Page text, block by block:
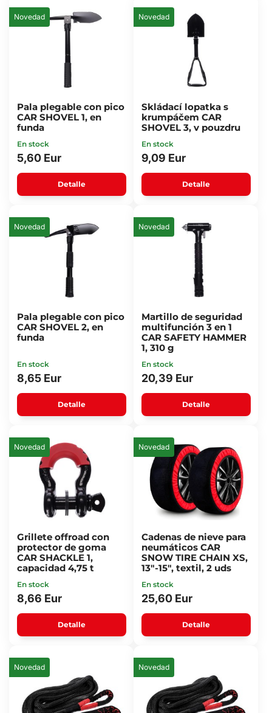
Novedad
Pala plegable con pico
CAR SHOVEL 1, en
funda
En stock
5,60 Eur
Detalle
Novedad
Skládací lopatka s
krumpáčem CAR
SHOVEL 3, v pouzdru
En stock
9,09 Eur
Detalle
Novedad
Pala plegable con pico
CAR SHOVEL 2, en
funda
En stock
8,65 Eur
Detalle
Novedad
Martillo de seguridad
multifunción 3 en 1
CAR SAFETY HAMMER
1, 310 g
En stock
20,39 Eur
Detalle
Novedad
Grillete offroad con
protector de goma
CAR SHACKLE 1,
capacidad 4,75 t
En stock
8,66 Eur
Detalle
Novedad
Cadenas de nieve para
neumáticos CAR
SNOW TIRE CHAIN XS,
13"-15", textil, 2 uds
En stock
25,60 Eur
Detalle
Novedad Novedad